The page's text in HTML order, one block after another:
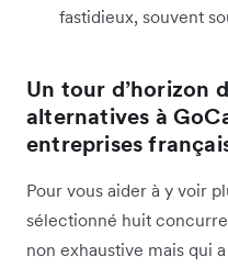
fastidieux, souvent
Un tour d’horizon
alternatives à
entreprises
Pour vous aider à y voir
sélectionné huit
non exhaustive mais qui